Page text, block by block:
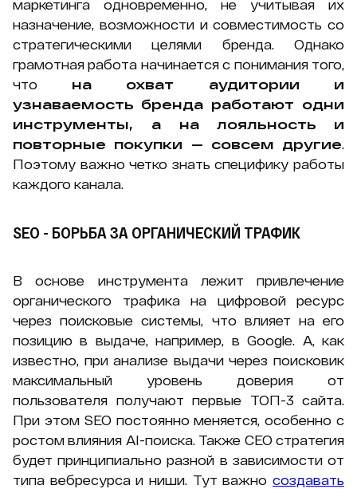
маркетинга одновременно, не учитывая их
назначение, возможности и совместимость со
стратегическими целями бренда. Однако
грамотная работа начинается с понимания того,
что на охват аудитории и
узнаваемость бренда работают одни
инструменты, а на лояльность и
повторные покупки — совсем другие.
Поэтому важно четко знать специфику работы
каждого канала.
SEO - БОРЬБА ЗА ОРГАНИЧЕСКИЙ ТРАФИК
В основе инструмента лежит привлечение
органического трафика на цифровой ресурс
через поисковые системы, что влияет на его
позицию в выдаче, например, в Google. А, как
известно, при анализе выдачи через поисковик
максимальный уровень доверия от
пользователя получают первые ТОП-3 сайта.
При этом SEO постоянно меняется, особенно с
ростом влияния AI-поиска. Также СЕО стратегия
будет принципиально разной в зависимости от
типа вебресурса и ниши. Тут важно создавать